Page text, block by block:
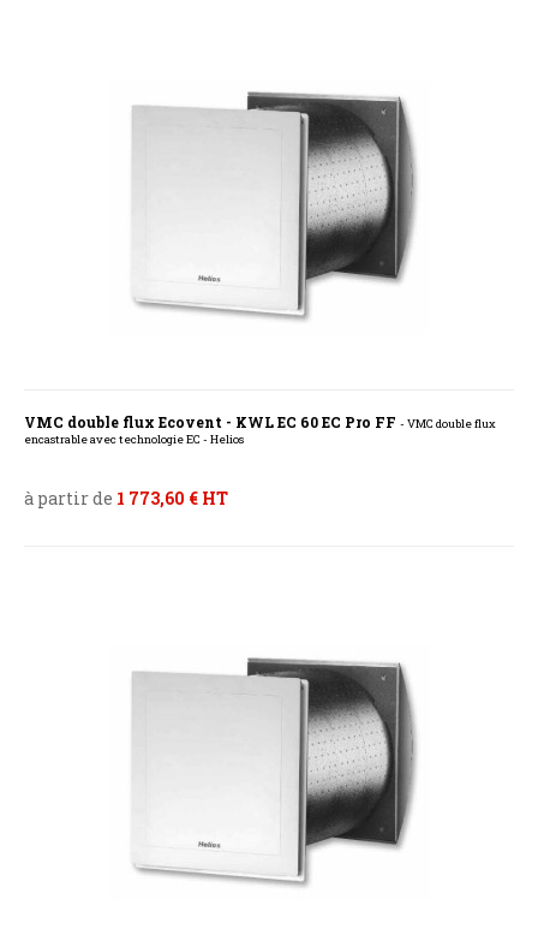
VMC double flux Ecovent - KWL EC 60 EC Pro FF - VMC double flux
encastrable avec technologie EC - Helios
à partir de 1 773,60 € HT